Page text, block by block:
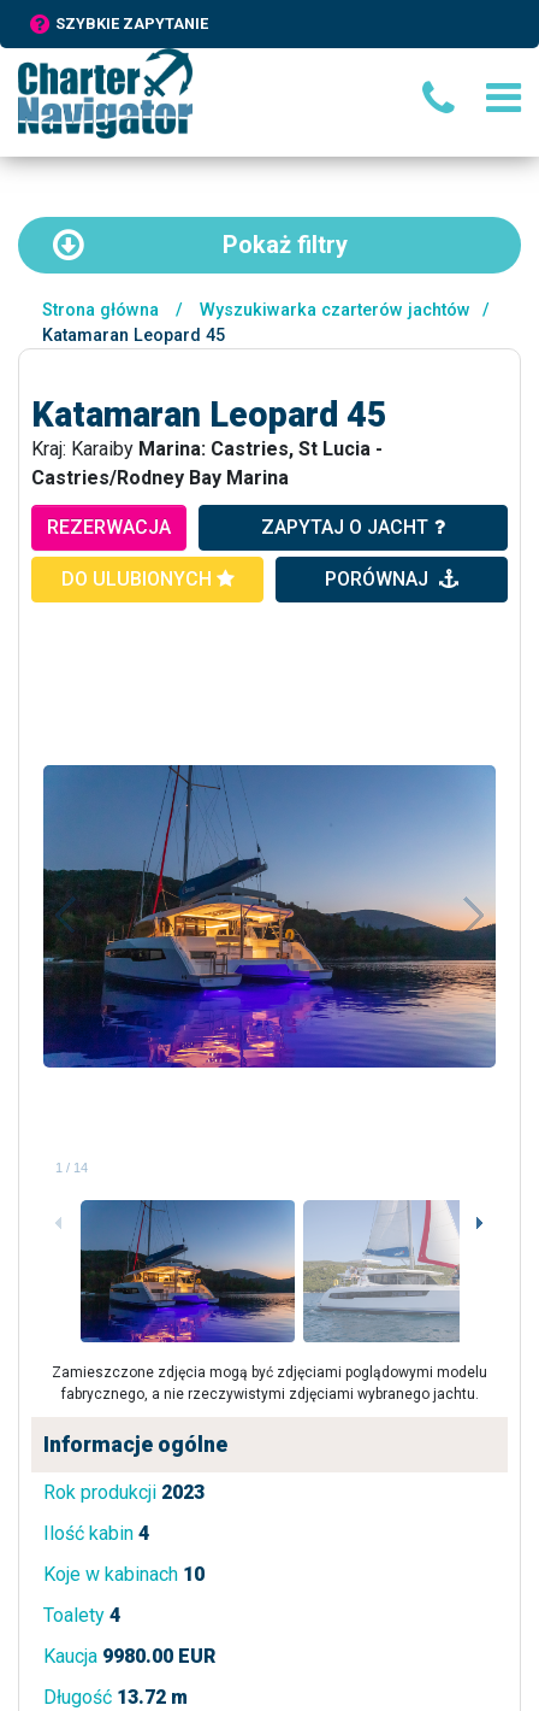
SZYBKIE ZAPYTANIE
Pokaż filtry
Strona główna / Wyszukiwarka czarterów jachtów
/
Katamaran Leopard 45
Katamaran Leopard 45
Kraj: Karaiby Marina: Castries, St Lucia -
Castries/Rodney Bay Marina
REZERWACJA ZAPYTAJ O JACHT
DO ULUBIONYCH PORÓWNAJ
1 / 14
Zamieszczone zdjęcia mogą być zdjęciami poglądowymi modelu
fabrycznego, a nie rzeczywistymi zdjęciami wybranego jachtu.
Informacje ogólne
Rok produkcji 2023
Ilość kabin 4
Koje w kabinach 10
Toalety 4
Kaucja 9980.00 EUR
Długość 13.72 m